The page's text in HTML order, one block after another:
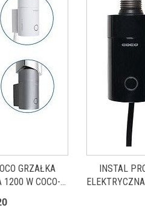
GRZAŁKA
1200 W COCO-
INSTAL